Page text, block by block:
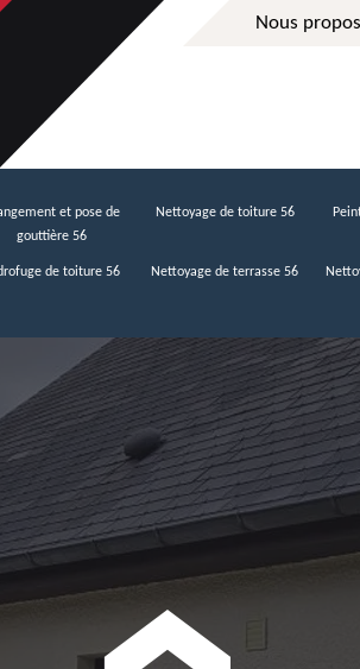
Nous
et pose de
gouttière 56
Nettoyage de toiture 56
de toiture 56 Nettoyage de terrasse 56